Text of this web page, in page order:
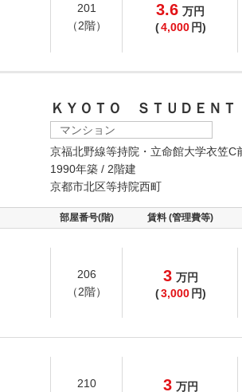
201
（2階）
3.6 万円
(4,000 円)
ＫＹＯＴＯ ＳＴＵＤＥＮ
マンション
京福北野線等持院・立命館大学衣笠
1990年築 / 2階建
京都市北区等持院西町
部屋番号(階) 賃料 (管理費等)
206
（2階）
3 万円
(3,000 円)
210 3 万円